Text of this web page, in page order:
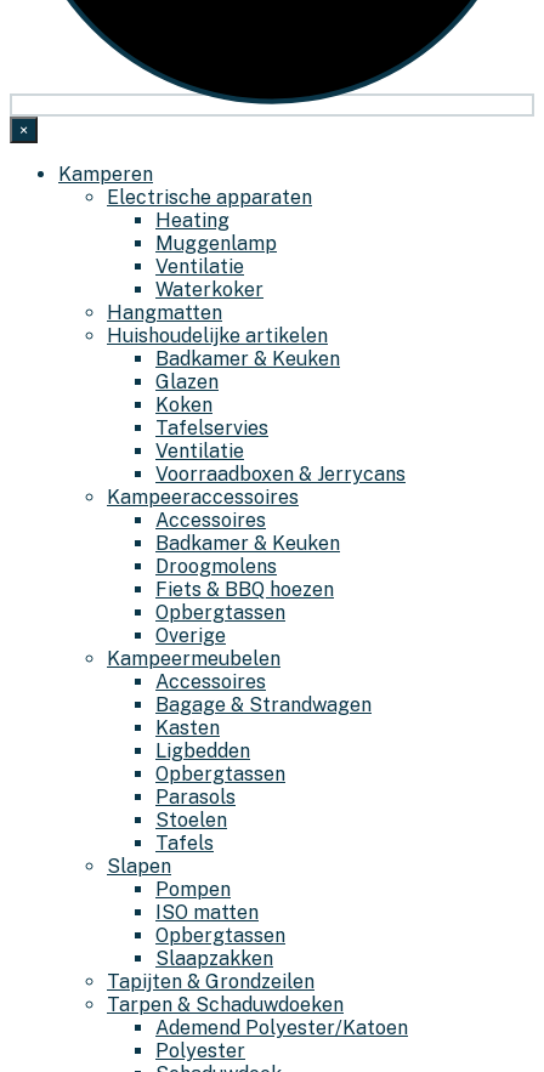
×
Kamperen
Electrische apparaten
Heating
Muggenlamp
Ventilatie
Waterkoker
Hangmatten
Huishoudelijke artikelen
Badkamer & Keuken
Glazen
Koken
Tafelservies
Ventilatie
Voorraadboxen & Jerrycans
Kampeeraccessoires
Accessoires
Badkamer & Keuken
Droogmolens
Fiets & BBQ hoezen
Opbergtassen
Overige
Kampeermeubelen
Accessoires
Bagage & Strandwagen
Kasten
Ligbedden
Opbergtassen
Parasols
Stoelen
Tafels
Slapen
Pompen
ISO matten
Opbergtassen
Slaapzakken
Tapijten & Grondzeilen
Tarpen & Schaduwdoeken
Ademend Polyester/Katoen
Polyester